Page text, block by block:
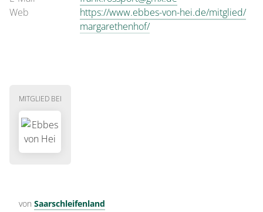
Web
https://www.ebbes-von-hei.de/mitglied/
margarethenhof/
MITGLIED BEI
von Saarschleifenland